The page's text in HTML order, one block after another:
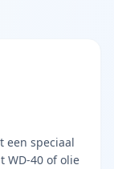
een speciaal
WD-40 of olie